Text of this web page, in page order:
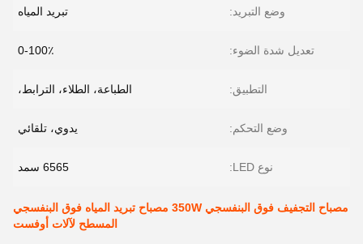
وضع التبريد: تبريد المياه
تعديل شدة الضوء: 0-100٪
التطبيق: الطباعة، الطلاء، الترابط،
وضع التحكم: يدوي، تلقائي
نوع LED: 6565 سمد
مصباح التجفيف فوق البنفسجي 350W مصباح تبريد المياه فوق البنفسجي
المسطح لآلات أوفست